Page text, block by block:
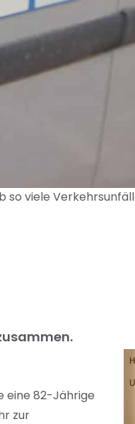
so viele
eine 82-Jährige
zur